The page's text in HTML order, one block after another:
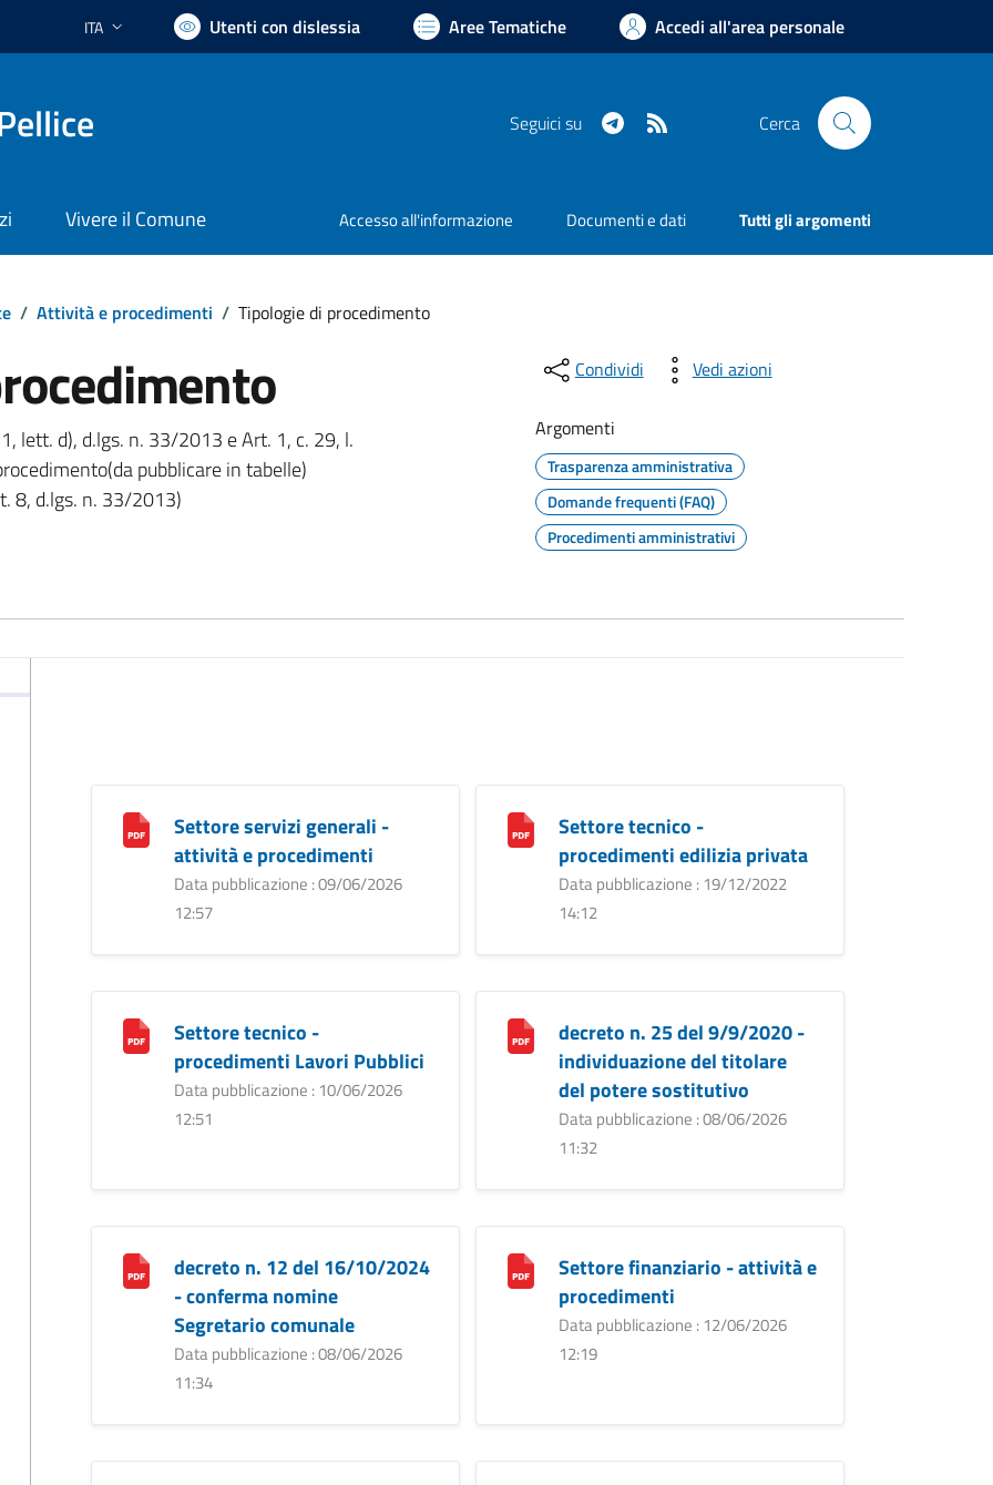
Lingua attiva:
ITA Utenti con dislessia Aree Tematiche Accedi all'area personale
Seguici su Telegram Cerca
Vivere il Comune Accesso all'informazione Documenti e dati Tutti gli argomenti
/ Attività e procedimenti / Tipologie di procedimento
lett. d), d.lgs. n. 33/2013 e Art. 1, c. 29, l.
pubblicare in tabelle)
8, d.lgs. n. 33/2013)
Condividi Vedi azioni
Argomenti
Trasparenza amministrativa
Domande frequenti (FAQ)
Procedimenti amministrativi
Settore servizi generali -
attività e procedimenti
Data pubblicazione : 09/06/2026
12:57
Settore tecnico -
procedimenti edilizia privata
Data pubblicazione : 19/12/2022
14:12
Settore tecnico -
procedimenti Lavori Pubblici
Data pubblicazione : 10/06/2026
12:51
decreto n. 25 del 9/9/2020 -
individuazione del titolare
del potere sostitutivo
Data pubblicazione : 08/06/2026
11:32
decreto n. 12 del 16/10/2024
- conferma nomine
Segretario comunale
Data pubblicazione : 08/06/2026
11:34
Settore finanziario - attività e
procedimenti
Data pubblicazione : 12/06/2026
12:19